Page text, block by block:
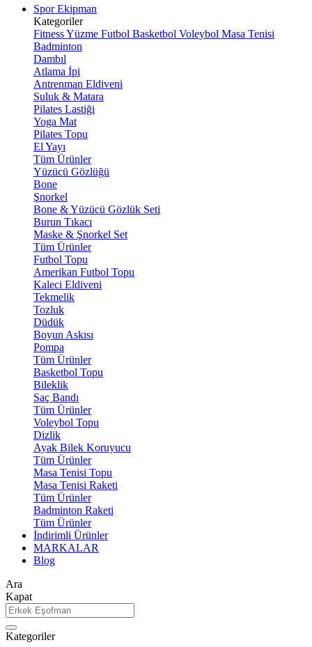
Spor Ekipman
Kategoriler
FitnessYüzme Futbol Basketbol Voleybol Masa Tenisi
Badminton
Dambıl
Atlama İpi
Antrenman Eldiveni
Suluk & Matara
Pilates Lastiği
Yoga Mat
Pilates Topu
El Yayı
Tüm Ürünler
Yüzücü Gözlüğü
Bone
Şnorkel
Bone & Yüzücü Gözlük Seti
Burun Tıkacı
Maske & Şnorkel Set
Tüm Ürünler
Futbol Topu
Amerikan Futbol Topu
Kaleci Eldiveni
Tekmelik
Tozluk
Düdük
Boyun Askısı
Pompa
Tüm Ürünler
Basketbol Topu
Bileklik
Saç Bandı
Tüm Ürünler
Voleybol Topu
Dizlik
Ayak Bilek Koruyucu
Tüm Ürünler
Masa Tenisi Topu
Masa Tenisi Raketi
Tüm Ürünler
Badminton Raketi
Tüm Ürünler
İndirimli Ürünler
MARKALAR
Blog
Ara
Kapat
Kategoriler